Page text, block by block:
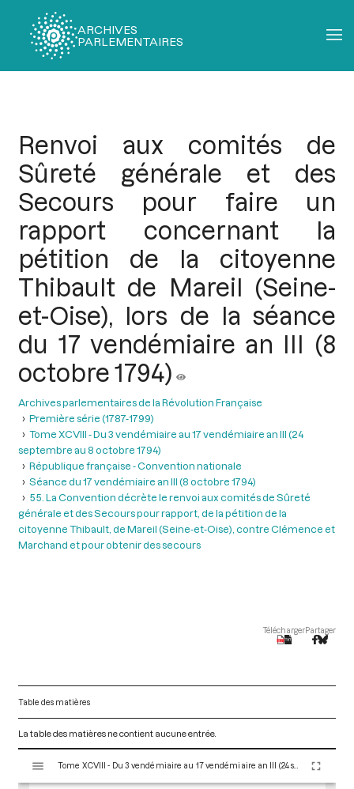
ARCHIVES
PARLEMENTAIRES
Renvoi aux comités de
Sûreté générale et des
Secours pour faire un
rapport concernant la
pétition de la citoyenne
Thibault de Mareil (Seine-
et-Oise), lors de la séance
du 17 vendémiaire an III (8
octobre 1794)
Archives parlementaires de la Révolution Française
Première série (1787-1799)
Tome XCVIII - Du 3 vendémiaire au 17 vendémiaire an III (24
septembre au 8 octobre 1794)
République française - Convention nationale
Séance du 17 vendémiaire an III (8 octobre 1794)
55. La Convention décrète le renvoi aux comités de Sûreté
générale et des Secours pour rapport, de la pétition de la
citoyenne Thibault, de Mareil (Seine-et-Oise), contre Clémence et
Marchand et pour obtenir des secours
TéléchargerPartager
Table des matières
La table des matières ne contient aucune entrée.
s